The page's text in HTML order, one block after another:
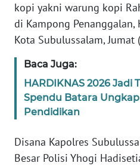
kopi yakni warung kopi
di Kampong Penanggalan,
Kota Subulussalam,
Baca Juga:
HARDIKNAS 2026 Jadi
Spendu Batara
Pendidikan
Disana Kapolres
Besar Polisi Yhogi
Wahana
News
Regional
WN
SUMUT
WN
WN